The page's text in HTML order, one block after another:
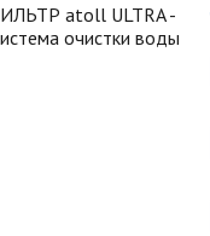
atoll ULTRA -
очистки воды